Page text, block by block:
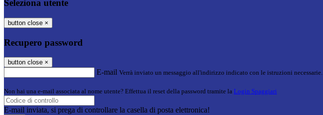
Seleziona utente
button close ×
Recupero password
button close ×
E-mail Verrà inviato un messaggio all'indirizzo indicato con le istruzioni necessarie.
Non hai una e-mail associata al nome utente? Effettua il reset della password tramite la Login Spaggiari
E-mail inviata, si prega di controllare la casella di posta elettronica!